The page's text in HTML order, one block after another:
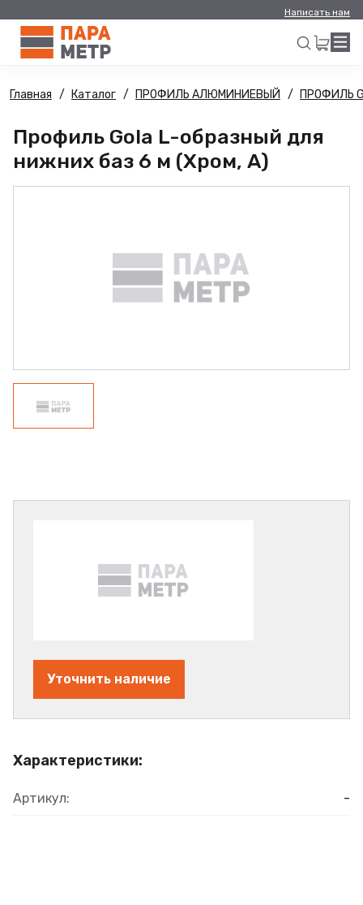
Написать нам
Искать
Главная Каталог ПРОФИЛЬ АЛЮМИНИЕВЫЙ ПРОФИЛЬ
Профиль Gola L-образный для
нижних баз 6 м (Хром, A)
Характеристики:
Артикул: -
Уточнить наличие